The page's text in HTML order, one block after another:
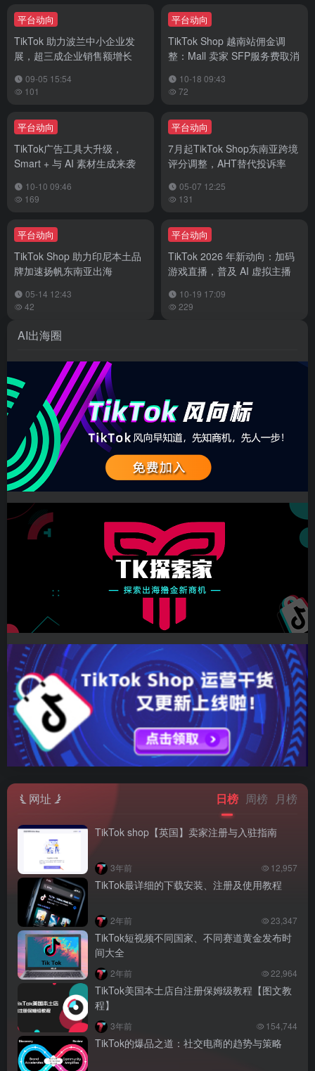
平台动向
TikTok 助力波兰中小企业发
展，超三成企业销售额增长
09-05 15:54
101
平台动向
TikTok Shop 越南站佣金调
整：Mall 卖家 SFP服务费取消
10-18 09:43
72
平台动向
TikTok广告工具大升级，
Smart + 与 AI 素材生成来袭
10-10 09:46
169
平台动向
7月起TikTok Shop东南亚跨境
评分调整，AHT替代投诉率
05-07 12:25
131
平台动向
TikTok Shop 助力印尼本土品
牌加速扬帆东南亚出海
05-14 12:43
42
平台动向
TikTok 2026 年新动向：加码
游戏直播，普及 AI 虚拟主播
10-19 17:09
229
AI出海圈
网址 日榜 周榜 月榜
TikTok shop【英国】卖家注册与入驻指南
3年前 12,957
TikTok最详细的下载安装、注册及使用教程
2年前 23,347
TikTok短视频不同国家、不同赛道黄金发布时
间大全
2年前 22,964
TikTok美国本土店自注册保姆级教程【图文教
程】
3年前 154,744
TikTok的爆品之道：社交电商的趋势与策略